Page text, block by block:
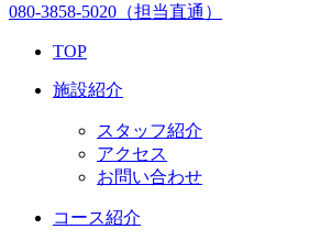
080-3858-5020 （担当直通）
TOP
施設紹介
スタッフ紹介
アクセス
お問い合わせ
コース紹介